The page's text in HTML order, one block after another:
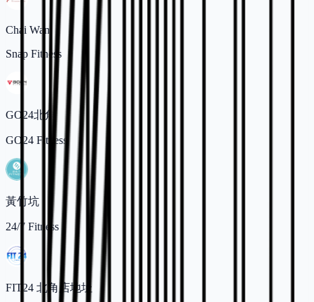
Chai Wan
Snap Fitness
GO24北角
GO24 Fitness
黃竹坑
24/7 Fitness
FIT24 北角店地址